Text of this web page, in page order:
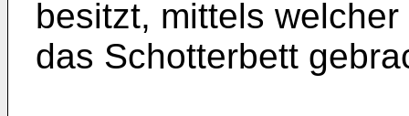
besitzt, mittels
das Schotterbett